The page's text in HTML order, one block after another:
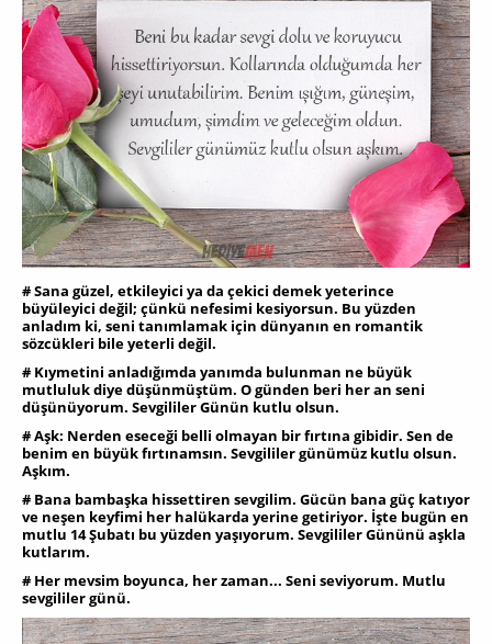
# Sana güzel, etkileyici ya da çekici demek yeterince
büyüleyici değil; çünkü nefesimi kesiyorsun. Bu yüzden
anladım ki, seni tanımlamak için dünyanın en romantik
sözcükleri bile yeterli değil.
# Kıymetini anladığımda yanımda bulunman ne büyük
mutluluk diye düşünmüştüm. O günden beri her an seni
düşünüyorum. Sevgililer Günün kutlu olsun.
# Aşk: Nerden eseceği belli olmayan bir fırtına gibidir. Sen de
benim en büyük fırtınamsın. Sevgililer günümüz kutlu olsun.
Aşkım.
# Bana bambaşka hissettiren sevgilim. Gücün bana güç katıyor
ve neşen keyfimi her halükarda yerine getiriyor. İşte bugün en
mutlu 14 Şubatı bu yüzden yaşıyorum. Sevgililer Gününü aşkla
kutlarım.
# Her mevsim boyunca, her zaman... Seni seviyorum. Mutlu
sevgililer günü.